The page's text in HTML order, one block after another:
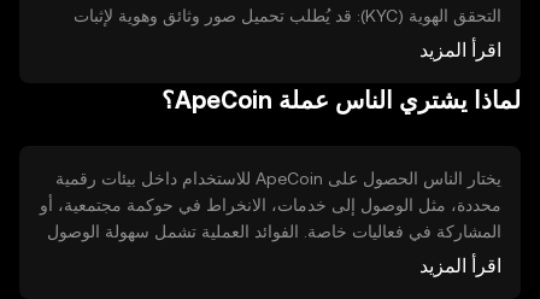
التحقق الهوية (KYC): قد يُطلب تحميل صور وثائق وهوية لإثبات
متاحة. 4) اعثر على زوج التداول لـ ApeCoin: ابحث عن رمز
ظهور الرموز بعد التنفيذ.
اقرأ المزيد
لماذا يشتري الناس عملة ApeCoin؟
يختار الناس الحصول على ApeCoin للاستخدام داخل بيئات رقمية
محددة، مثل الوصول إلى خدمات، الانخراط في حوكمة مجتمعية، أو
المشاركة في فعاليات خاصة. الفوائد العملية تشمل سهولة الوصول
وصلاحيات داخل النظام، وإمكانية التفاعل مع تطبيقات لامركزية.
اقرأ المزيد